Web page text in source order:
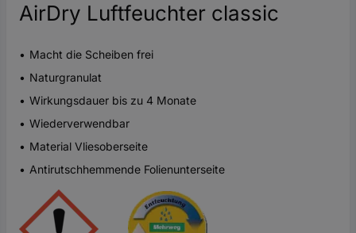
AirDry Luftfeuchter classic
Macht die Scheiben frei
Naturgranulat
Wirkungsdauer bis zu 4 Monate
Wiederverwendbar
Material Vliesoberseite
Antirutschhemmende Folienunterseite